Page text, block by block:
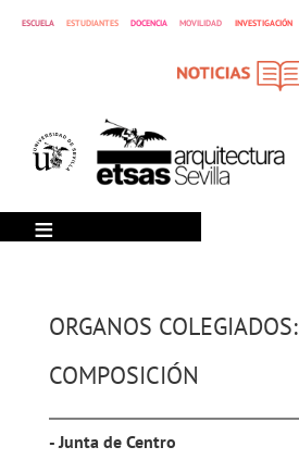
ESCUELA ESTUDIANTES DOCENCIA MOVILIDAD INVESTIGACIÓN
ORGANOS COLEGIADOS:
COMPOSICIÓN
- Junta de Centro